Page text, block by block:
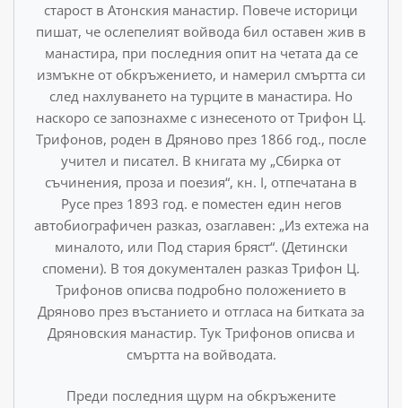
старост в Атонския манастир. Повече историци
пишат, че ослепелият войвода бил оставен жив в
манастира, при последния опит на четата да се
измъкне от обкръжението, и намерил смъртта си
след нахлуването на турците в манастира. Но
наскоро се за­познахме с изнесеното от Трифон Ц.
Трифонов, роден в Дря­ново през 1866 год., после
учител и писател. В книгата му „Сбирка от
съчинения, проза и поезия“, кн. I, отпечатана в
Русе през 1893 год. е поместен един негов
автобиографичен разказ, озаглавен: „Из ехтежа на
миналото, или Под стария бряст“. (Детински
спомени). В тоя документален разказ Три­фон Ц.
Трифонов описва подробно положението в
Дряново през въстанието и отгласа на битката за
Дряновския мана­стир. Тук Трифонов описва и
смъртта на войводата.
Преди последния щурм на обкръжените